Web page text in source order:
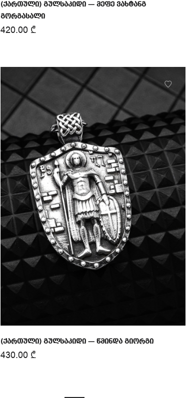
(ქართული) გულსაკიდი — მეფე ვახტანგ
გორგასალი
420.00 ₾
(ქართული) გულსაკიდი — წმინდა გიორგი
430.00 ₾